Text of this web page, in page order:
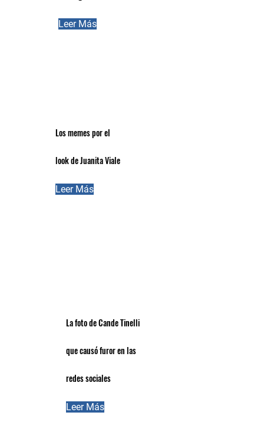
Leer Más
Los memes por el
look de Juanita Viale
Leer Más
La foto de Cande Tinelli
que causó furor en las
redes sociales
Leer Más